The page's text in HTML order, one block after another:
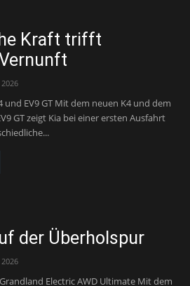
Kraft trifft
und EV9 GT Mit dem neuen K4 und dem
GT zeigt Kia bei einer ersten Ausfahrt
der Überholspur
Grandland Electric AWD Ultimate Mit dem